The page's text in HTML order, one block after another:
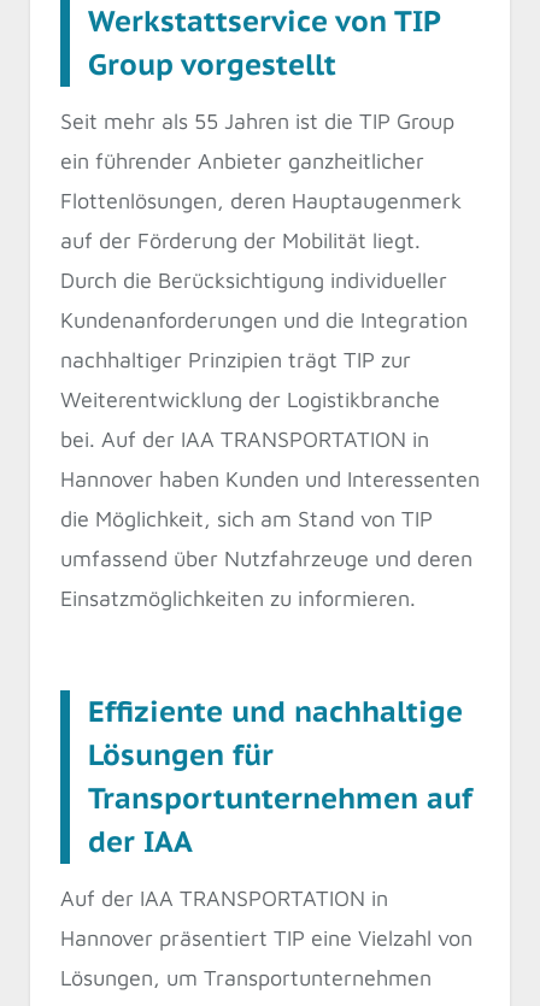
Werkstattservice von TIP
Group vorgestellt
Seit mehr als 55 Jahren ist die TIP Group
ein führender Anbieter ganzheitlicher
Flottenlösungen, deren Hauptaugenmerk
auf der Förderung der Mobilität liegt.
Durch die Berücksichtigung individueller
Kundenanforderungen und die Integration
nachhaltiger Prinzipien trägt TIP zur
Weiterentwicklung der Logistikbranche
bei. Auf der IAA TRANSPORTATION in
Hannover haben Kunden und Interessenten
die Möglichkeit, sich am Stand von TIP
umfassend über Nutzfahrzeuge und deren
Einsatzmöglichkeiten zu informieren.
Effiziente und nachhaltige
Lösungen für
Transportunternehmen auf
der IAA
Auf der IAA TRANSPORTATION in
Hannover präsentiert TIP eine Vielzahl von
Lösungen, um Transportunternehmen